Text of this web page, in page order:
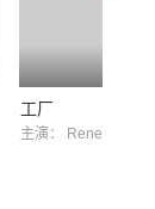
工厂
主演：